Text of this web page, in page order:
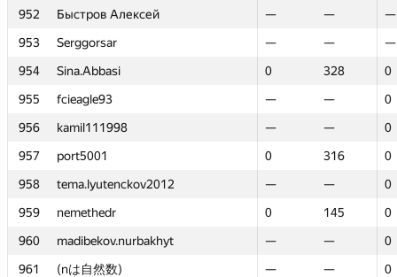
952
Быстров Алексей — —
—
953
Serggorsar — —
—
954
Sina.Abbasi 0 328
0
955
fcieagle93 — —
0
956
kamil111998 — —
0
957
port5001 0 316
0
958
tema.lyutenckov2012 — —
0
959
nemethedr 0 145
0
960
madibekov.nurbakhyt — —
0
961
(nは自然数) — —
0
952
Быстров Алексей — —
—
953
Serggorsar — —
—
954
Sina.Abbasi 0 328
0
955
fcieagle93 — —
0
956
kamil111998 — —
0
957
port5001 0 316
0
958
tema.lyutenckov2012 — —
0
959
nemethedr 0 145
0
960
madibekov.nurbakhyt — —
0
961
(nは自然数) — —
0